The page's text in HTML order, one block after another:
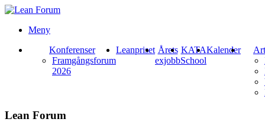
Meny
Konferenser
Framgångsforum
2026
Leanpriset Årets
exjobb
KATA
School
Kalender
Lean Forum